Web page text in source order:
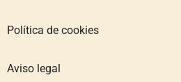
Política de cookies
Aviso legal